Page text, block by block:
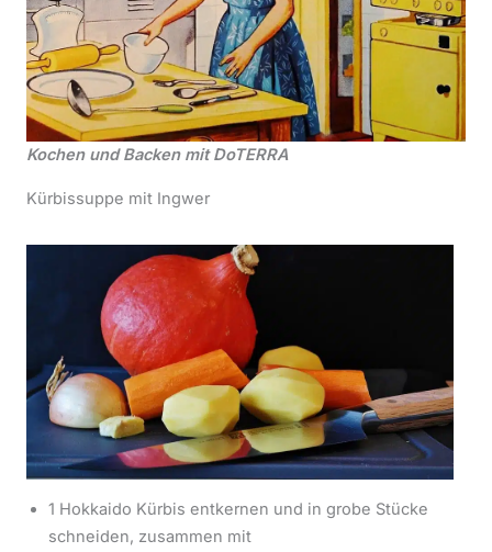
Kochen und Backen mit DoTERRA
Kürbissuppe mit Ingwer
1 Hokkaido Kürbis entkernen und in grobe Stücke
schneiden, zusammen mit